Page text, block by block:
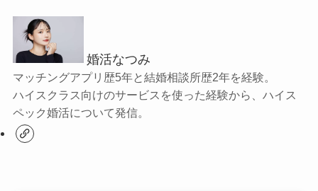
婚活なつみ
マッチングアプリ歴5年と結婚相談所歴2年を経験。
ハイスクラス向けのサービスを使った経験から、ハイス
ペック婚活について発信。